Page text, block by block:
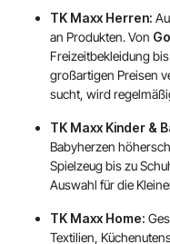
TK Maxx Herren:
an Produkten. Von
Freizeitbekleidung
großartigen Preisen
sucht, wird
TK Maxx Kinder &
Babyherzen
Spielzeug bis zu
Auswahl für die
TK Maxx Home:
Textilien,